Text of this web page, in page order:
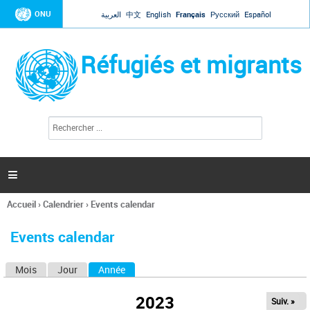
Jump to navigation
ONU العربية 中文 English Français Русский Español
Réfugiés et migrants
l
c
h
e

Vous
ici
Accueil›Calendrier› Events calendar
Events calendar
Mois Jour Année
2023 Suiv. »